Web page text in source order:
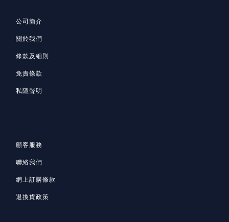
公司簡介
關於我們
條款及細則
免責條款
私隱聲明
顧客服務
聯絡我們
網上訂購條款
退換貨政策